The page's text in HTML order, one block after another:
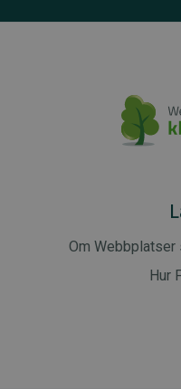
Om
Hur